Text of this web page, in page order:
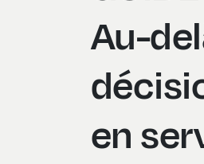
Au-
en